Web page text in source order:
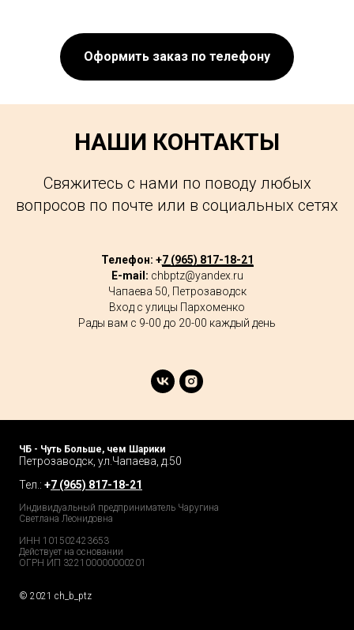
Оформить заказ по телефону
НАШИ КОНТАКТЫ
Свяжитесь с нами по поводу любых
вопросов по почте или в социальных сетях
Телефон: +7 (965) 817-18-21
E-mail: chbptz@yandex.ru
Чапаева 50, Петрозаводск
Вход с улицы Пархоменко
Рады вам с 9-00 до 20-00 каждый день
ЧБ - Чуть Больше, чем Шарики
Петрозаводск, ул.Чапаева, д.50
Тел.: +7 (965) 817-18-21
Индивидуальный предприниматель Чаругина
Светлана Леонидовна
ИНН 101502423653
Действует на основании
ОГРН ИП 322100000000201
© 2021 ch_b_ptz